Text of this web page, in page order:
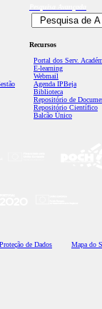
Recursos
Portal dos Serv.
E-learning
Webmail
Agenda IPBeja
Biblioteca
Repositório de
Repositório Científico
Balcão Único
de Dados Mapa do